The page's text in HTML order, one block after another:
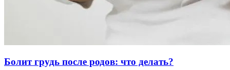
Болит грудь после родов: что делать?